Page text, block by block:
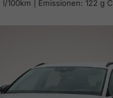
100km | Emissionen: 122 g